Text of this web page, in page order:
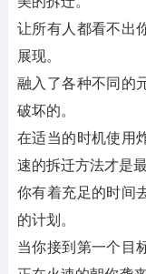
让所有人都看不出
展现。
融入了各种不同的
破坏的。
在适当的时机使用
速的拆迁方法才是
你有着充足的时间
的计划。
当你接到第一个目